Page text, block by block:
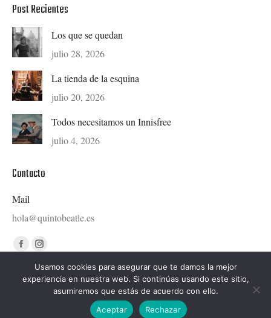
Post Recientes
Los que se quedan
julio 28, 2026
La tienda de la esquina
julio 20, 2026
Todos necesitamos un Innisfree
julio 4, 2026
Contacto
Mail
hola@quintobeatle.es
Find us on:
Facebook
page
opens
Instagram
page
opens
Diseñado por © Ondiseño.com 2020
hola@quintobeatle.es
Usamos cookies para asegurar que te damos la mejor
experiencia en nuestra web. Si continúas usando este sitio,
asumiremos que estás de acuerdo con ello.
Aceptar
Rechazar